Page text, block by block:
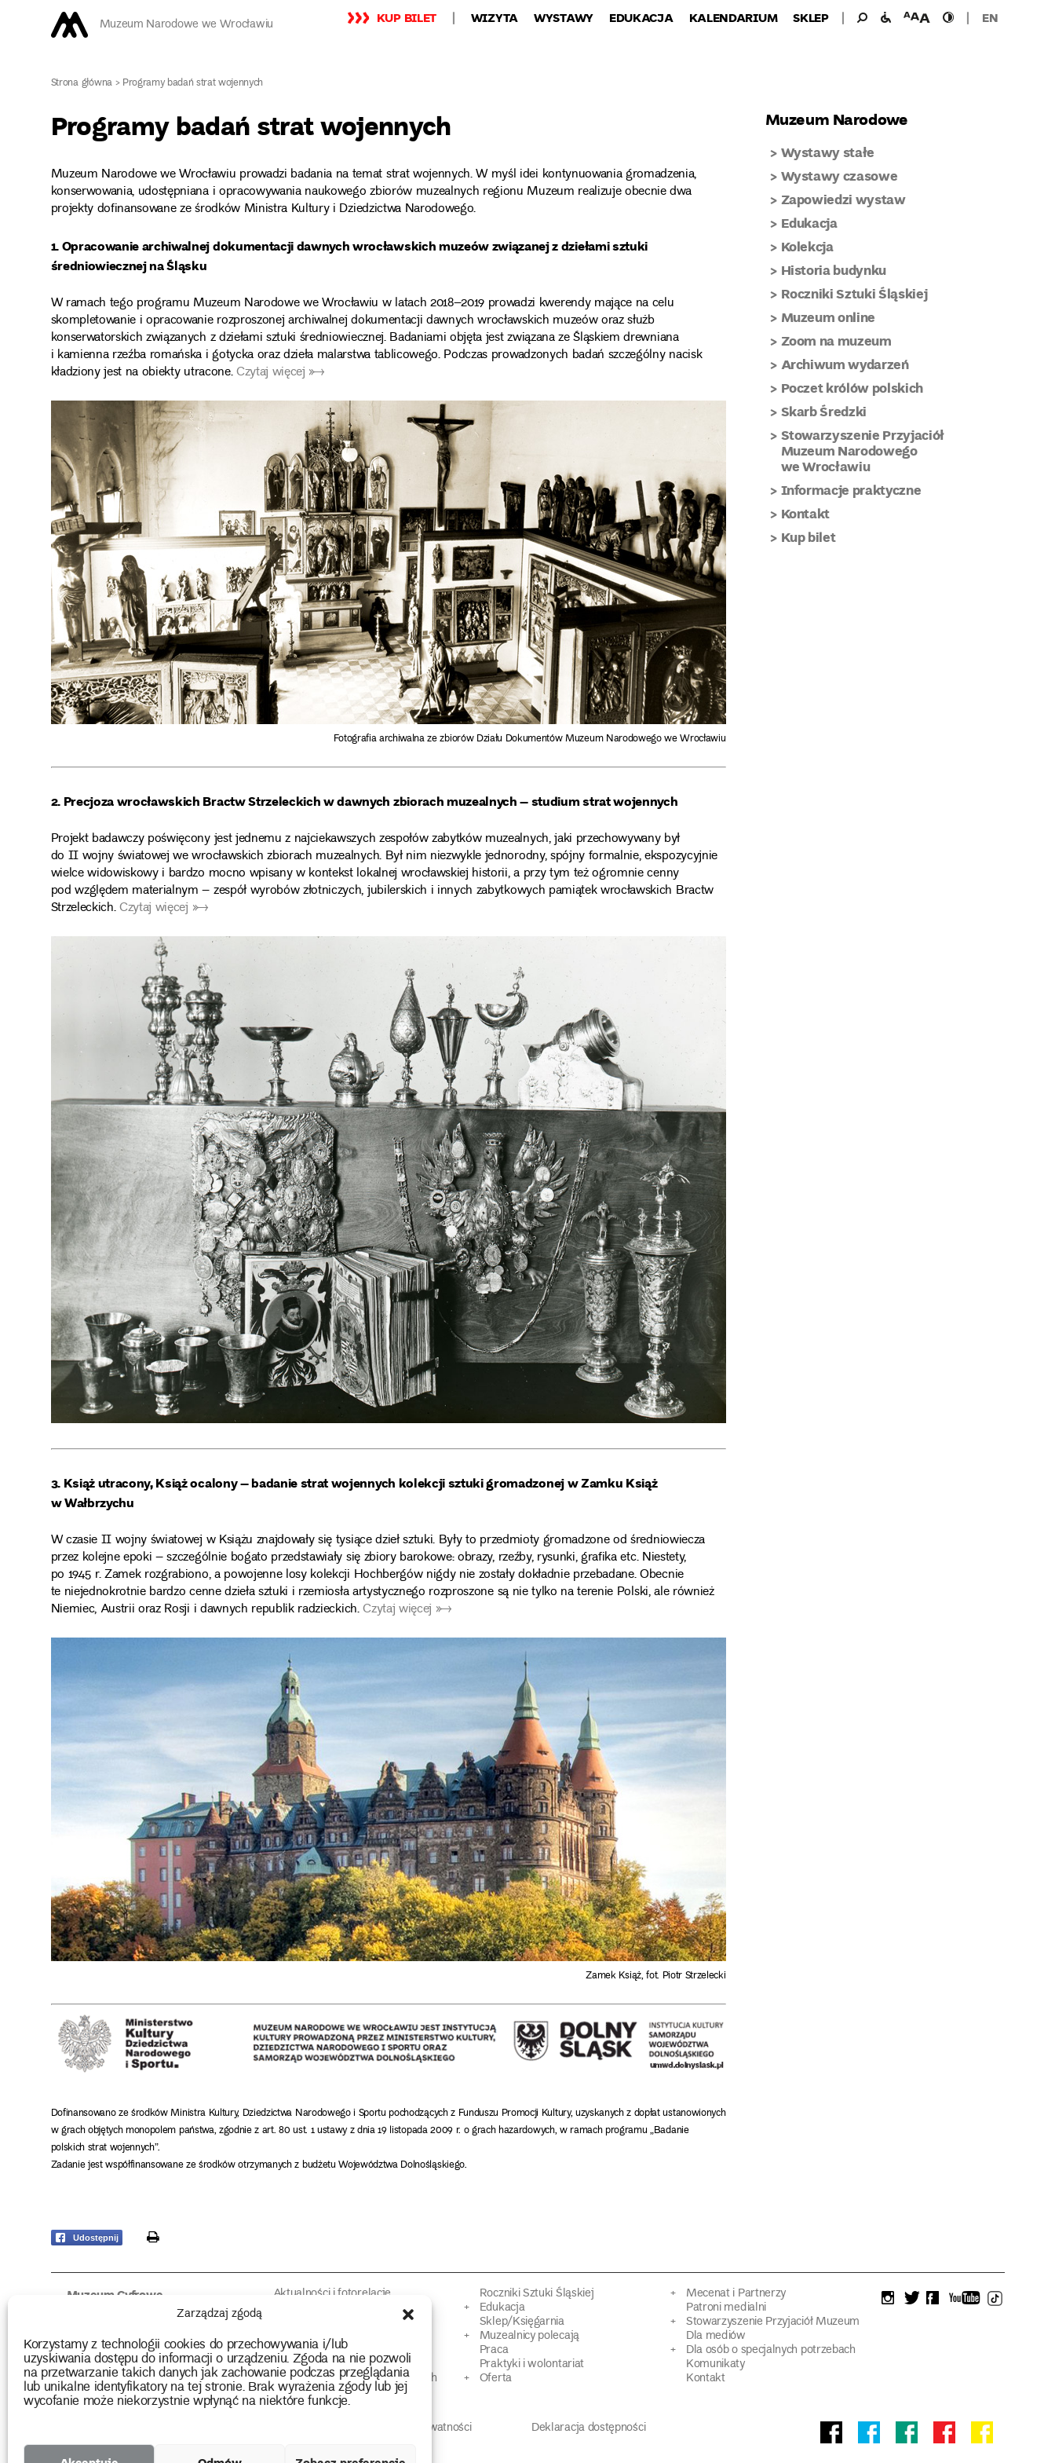
Zarządzaj zgodą
Korzystamy z technologii cookies do przechowywania i/lub
uzyskiwania dostępu do informacji o urządzeniu. Zgoda na nie pozwoli
na przetwarzanie takich danych jak zachowanie podczas przeglądania
lub unikalne identyfikatory na tej stronie. Brak wyrażenia zgody lub jej
wycofanie może niekorzystnie wpłynąć na niektóre funkcje.
Muzeum Narodowe we Wrocławiu KUP BILET WIZYTA WYSTAWY EDUKACJA KALENDARIUM SKLEP Wyszukaj
Wyszukiwanie
dla:
udogodnieniawielkość
czcionki
wysoki
kontrast
EN
Strona główna>Programy badań strat wojennych
Programy badań strat wojennych
Muzeum Narodowe we Wrocławiu prowadzi badania na temat strat wojennych. W myśl idei kontynuowania gromadzenia,
konserwowania, udostępniana i opracowywania naukowego zbiorów muzealnych regionu Muzeum realizuje obecnie dwa
projekty dofinansowane ze środków Ministra Kultury i Dziedzictwa Narodowego.
1. Opracowanie archiwalnej dokumentacji dawnych wrocławskich muzeów związanej z dziełami sztuki
średniowiecznej na Śląsku
W ramach tego programu Muzeum Narodowe we Wrocławiu w latach 2018–2019 prowadzi kwerendy mające na celu
skompletowanie i opracowanie rozproszonej archiwalnej dokumentacji dawnych wrocławskich muzeów oraz służb
konserwatorskich związanych z dziełami sztuki średniowiecznej. Badaniami objęta jest związana ze Śląskiem drewniana
i kamienna rzeźba romańska i gotycka oraz dzieła malarstwa tablicowego. Podczas prowadzonych badań szczególny nacisk
kładziony jest na obiekty utracone.Czytaj więcej ➼
Fotografia archiwalna ze zbiorów Działu Dokumentów Muzeum Narodowego we Wrocławiu
2. Precjoza wrocławskich Bractw Strzeleckich w dawnych zbiorach muzealnych – studium strat wojennych
Projekt badawczy poświęcony jest jednemu z najciekawszych zespołów zabytków muzealnych, jaki przechowywany był
do II wojny światowej we wrocławskich zbiorach muzealnych. Był nim niezwykle jednorodny, spójny formalnie, ekspozycyjnie
wielce widowiskowy i bardzo mocno wpisany w kontekst lokalnej wrocławskiej historii, a przy tym też ogromnie cenny
pod względem materialnym – zespół wyrobów złotniczych, jubilerskich i innych zabytkowych pamiątek wrocławskich Bractw
Strzeleckich.Czytaj więcej ➼
3. Książ utracony, Książ ocalony – badanie strat wojennych kolekcji sztuki gromadzonej w Zamku Książ
w Wałbrzychu
W czasie II wojny światowej w Książu znajdowały się tysiące dzieł sztuki. Były to przedmioty gromadzone od średniowiecza
przez kolejne epoki – szczególnie bogato przedstawiały się zbiory barokowe: obrazy, rzeźby, rysunki, grafika etc. Niestety,
po 1945 r. Zamek rozgrabiono, a powojenne losy kolekcji Hochbergów nigdy nie zostały dokładnie przebadane. Obecnie
te niejednokrotnie bardzo cenne dzieła sztuki i rzemiosła artystycznego rozproszone są nie tylko na terenie Polski, ale również
Niemiec, Austrii oraz Rosji i dawnych republik radzieckich.Czytaj więcej ➼
Zamek Książ, fot. Piotr Strzelecki
Dofinansowano ze środków Ministra Kultury, Dziedzictwa Narodowego i Sportu pochodzących z Funduszu Promocji Kultury, uzyskanych z dopłat ustanowionych
w grach objętych monopolem państwa, zgodnie z art. 80 ust. 1 ustawy z dnia 19 listopada 2009 r. o grach hazardowych, w ramach programu „Badanie
polskich strat wojennych”.
Zadanie jest współfinansowane ze środków otrzymanych z budżetu Województwa Dolnośląskiego.
Udostępnij print
Muzeum Narodowe
Wystawy stałe
Wystawy czasowe
Zapowiedzi wystaw
Edukacja
Kolekcja
Historia budynku
Roczniki Sztuki Śląskiej
Muzeum online
Zoom na muzeum
Archiwum wydarzeń
Poczet królów polskich
Skarb Średzki
Stowarzyszenie Przyjaciół
Muzeum Narodowego
we Wrocławiu
Informacje praktyczne
Kontakt
Kup bilet
Muzeum Cyfrowe
Użyczenia obiektów
Biblioteka
Wydawnictwo
Multimedia
Aktualności i fotorelacje
Muzealne rozmowy
Kolekcja
Europejskie Dni Dziedzictwa
Programy badań strat wojennych
Roczniki Sztuki Śląskiej
Edukacja
Sklep/Księgarnia
Muzealnicy polecają
Praca
Praktyki i wolontariat
Oferta
Mecenat i Partnerzy
Patroni medialni
Stowarzyszenie Przyjaciół Muzeum
Dla mediów
Dla osób o specjalnych potrzebach
Komunikaty
Kontakt
instagram
twitterfacebookyoutube
tiktok
Polityka prywatności Deklaracja dostępności Facebook
Muzeum
facebook
Pawilonu
facebook
Muzeum
Facebook
Panoramy
facebook
Stowarzyszenie